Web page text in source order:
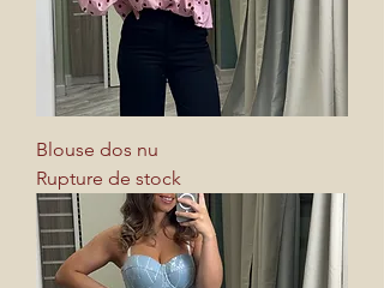
Blouse dos nu
Rupture de stock